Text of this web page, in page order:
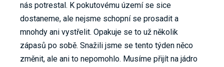
nás potrestal. K pokutovému území se sice
dostaneme, ale nejsme schopní se prosadit a
mnohdy ani vystřelit. Opakuje se to už několik
zápasů po sobě. Snažili jsme se tento týden něco
změnit, ale ani to nepomohlo. Musíme přijít na jádro